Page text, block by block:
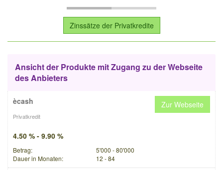
Zinssätze der Privatkredite
Ansicht der Produkte mit Zugang zu der Webseite
des Anbieters
ècash
Privatkredit
4.50 % - 9.90 %
Betrag:
Dauer in Monaten:
5'000 - 80'000
12 - 84
Zur Webseite